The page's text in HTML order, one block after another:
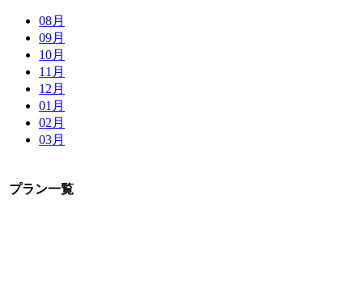
08月
09月
10月
11月
12月
01月
02月
03月
プラン一覧